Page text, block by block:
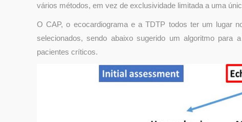
vários métodos, em vez de exclusividade limitada a uma
O CAP, o ecocardiograma e a TDTP todos ter um lugar
selecionados, sendo abaixo sugerido um algoritmo para
pacientes críticos.